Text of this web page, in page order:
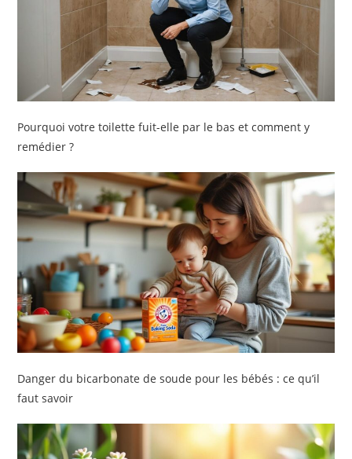
Pourquoi votre toilette fuit-elle par le bas et comment y
remédier ?
Danger du bicarbonate de soude pour les bébés : ce qu’il
faut savoir